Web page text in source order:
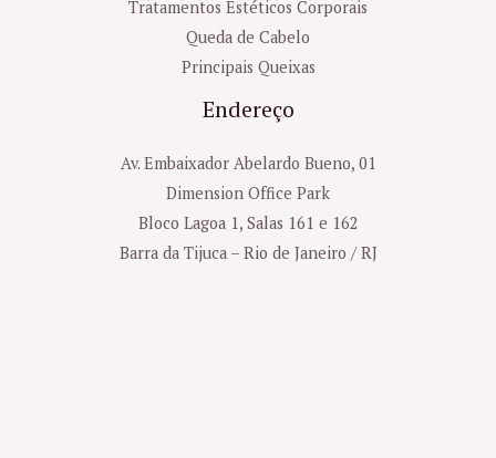
Tratamentos Estéticos Corporais
Queda de Cabelo
Principais Queixas
Endereço
Av. Embaixador Abelardo Bueno, 01
Dimension Office Park
Bloco Lagoa 1, Salas 161 e 162
Barra da Tijuca – Rio de Janeiro / RJ